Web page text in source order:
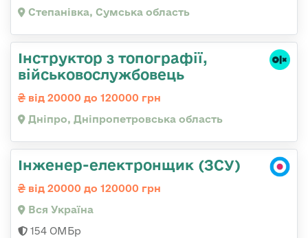
Степанівка, Сумська область
Інструктор з топографії,
військовослужбовець
від 20000 до 120000 грн
Дніпро, Дніпропетровська область
Інженер-електронщик (ЗСУ)
від 20000 до 120000 грн
Вся Україна
154 ОМБр